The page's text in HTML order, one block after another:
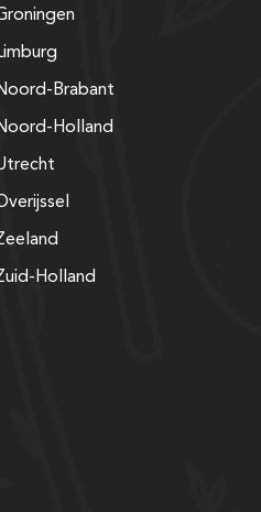
Brabant
Holland
Holland